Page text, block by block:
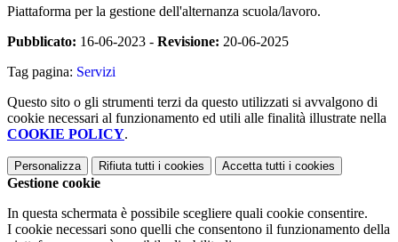
Piattaforma per la gestione dell'alternanza scuola/lavoro.
Pubblicato: 16-06-2023 - Revisione: 20-06-2025
Tag pagina: Servizi
Questo sito o gli strumenti terzi da questo utilizzati si avvalgono di
cookie necessari al funzionamento ed utili alle finalità illustrate nella
COOKIE POLICY.
Personalizza Rifiuta tutti i cookies Accetta tutti i cookies
Gestione cookie
In questa schermata è possibile scegliere quali cookie consentire.
I cookie necessari sono quelli che consentono il funzionamento della